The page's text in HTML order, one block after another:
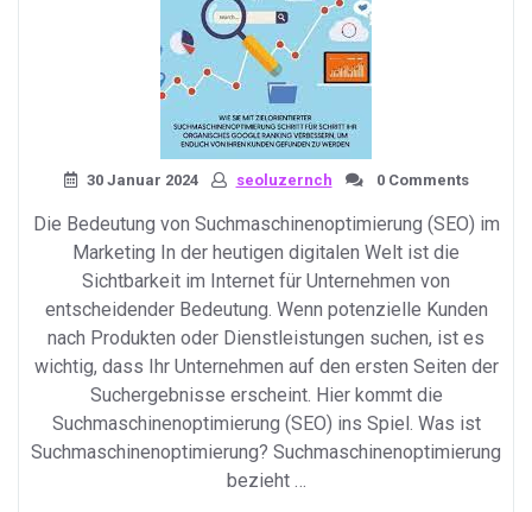
30 Januar 2024 seoluzernch 0 Comments
Die Bedeutung von Suchmaschinenoptimierung (SEO) im
Marketing In der heutigen digitalen Welt ist die
Sichtbarkeit im Internet für Unternehmen von
entscheidender Bedeutung. Wenn potenzielle Kunden
nach Produkten oder Dienstleistungen suchen, ist es
wichtig, dass Ihr Unternehmen auf den ersten Seiten der
Suchergebnisse erscheint. Hier kommt die
Suchmaschinenoptimierung (SEO) ins Spiel. Was ist
Suchmaschinenoptimierung? Suchmaschinenoptimierung
bezieht …